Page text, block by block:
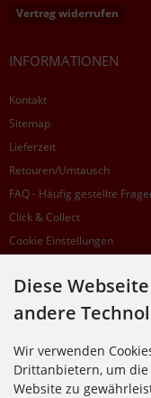
Vertrag widerrufen
INFORMATIONEN
Kontakt
Sitemap
Lieferzeit
Retouren/Umtausch
FAQ - Häufig gestellte
Click & Collect
Cookie Einstellungen
SUPPORTHOTLINE
Zu laufenden Aufträgen
Montag, Dienstag,
Mittwoch: 10:00 - 18:00 Uhr
Diese
andere
Wir verwenden
Drittanbietern, um
Website zu